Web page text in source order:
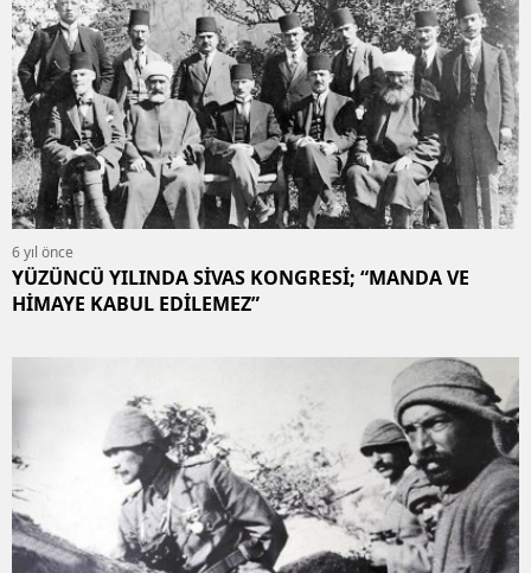
6 yıl önce
YÜZÜNCÜ YILINDA SİVAS KONGRESİ; “MANDA VE
HİMAYE KABUL EDİLEMEZ”